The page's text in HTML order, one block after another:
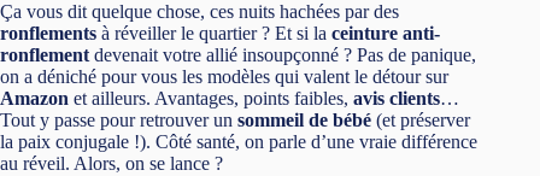
Ça vous dit quelque chose, ces nuits hachées par des
ronflements à réveiller le quartier ? Et si la ceinture anti-
ronflement devenait votre allié insoupçonné ? Pas de panique,
on a déniché pour vous les modèles qui valent le détour sur
Amazon et ailleurs. Avantages, points faibles, avis clients…
Tout y passe pour retrouver un sommeil de bébé (et préserver
la paix conjugale !). Côté santé, on parle d’une vraie différence
au réveil. Alors, on se lance ?